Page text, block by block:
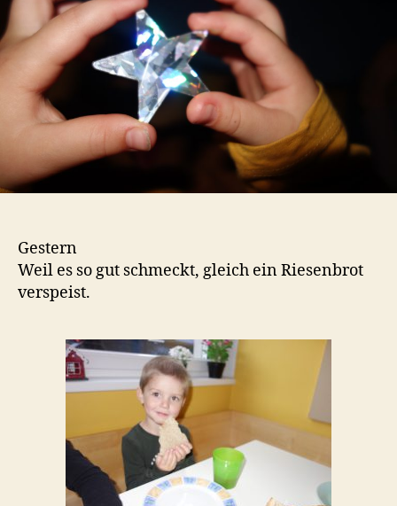
Gestern
Weil es so gut schmeckt, gleich ein Riesenbrot
verspeist.